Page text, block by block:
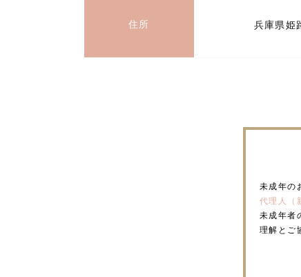
住所 兵庫県姫
未成年の
代理人（
未成年者
理解とご